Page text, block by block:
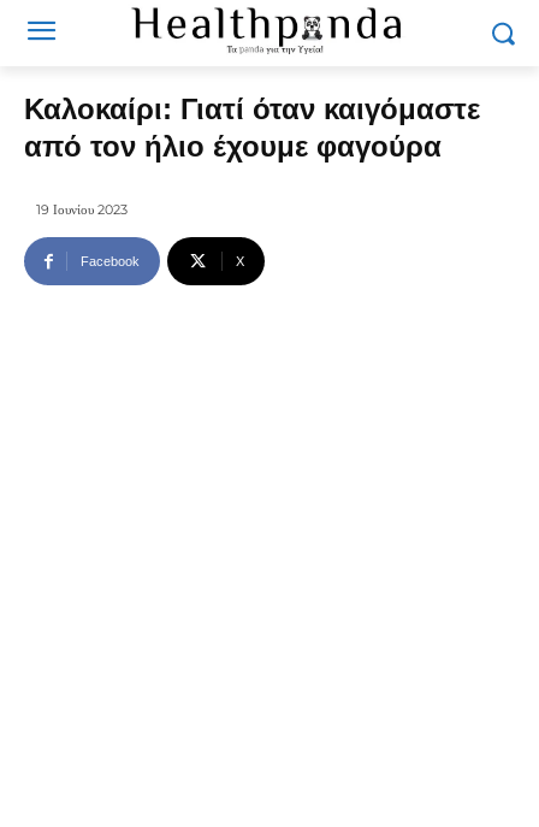
Καλοκαίρι: Γιατί όταν καιγόμαστε
από τον ήλιο έχουμε φαγούρα
19 Ιουνίου 2023
Facebook X